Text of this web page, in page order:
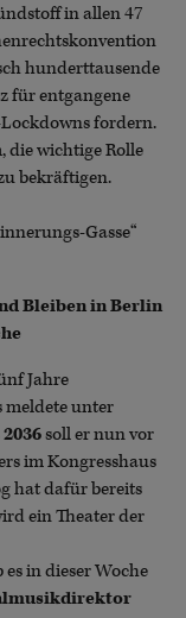
in allen 47
hunderttausende
für entgangene
fordern.
die wichtige Rolle
bekräftigen.
Gasse“
Bleiben in Berlin
Jahre
meldete unter
soll er nun vor
im Kongresshaus
hat dafür bereits
ein Theater der
es in dieser Woche